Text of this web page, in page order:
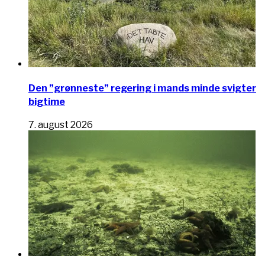
Den ”grønneste” regering i mands minde svigter
bigtime
7. august 2026